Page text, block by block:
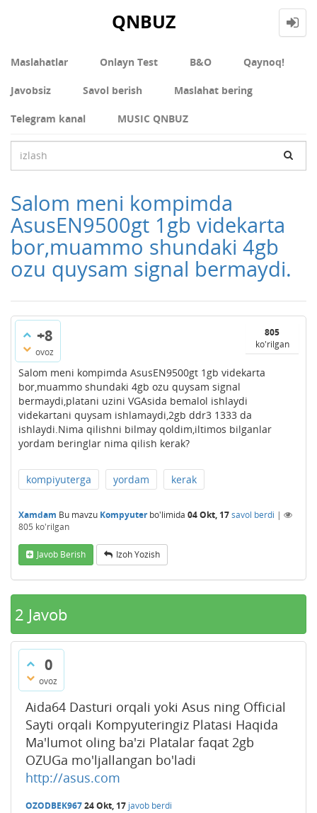
QNBUZ
Maslahatlar Onlayn Test В&О Qaynoq!
Javobsiz Savol berish Maslahat bering
Telegram kanal MUSIC QNBUZ
Salom meni kompimda
AsusEN9500gt 1gb videkarta
bor,muammo shundaki 4gb
ozu quysam signal bermaydi.
+8
ovoz
805
ko'rilgan
Salom meni kompimda AsusEN9500gt 1gb videkarta
bor,muammo shundaki 4gb ozu quysam signal
bermaydi,platani uzini VGAsida bemalol ishlaydi
videkartani quysam ishlamaydi,2gb ddr3 1333 da
ishlaydi.Nima qilishni bilmay qoldim,iltimos bilganlar
yordam beringlar nima qilish kerak?
kompiyuterga yordam kerak
Xamdam Bu mavzu Kompyuterbo'limida 04 Okt, 17savol berdi |
805 ko'rilgan
Javob Berish Izoh Yozish
2 Javob
0
ovoz
Aida64 Dasturi orqali yoki Asus ning Official
Sayti orqali Kompyuteringiz Platasi Haqida
Ma'lumot oling ba'zi Platalar faqat 2gb
OZUGa mo'ljallangan bo'ladi
http://asus.com
OZODBEK96724 Okt, 17 javob berdi